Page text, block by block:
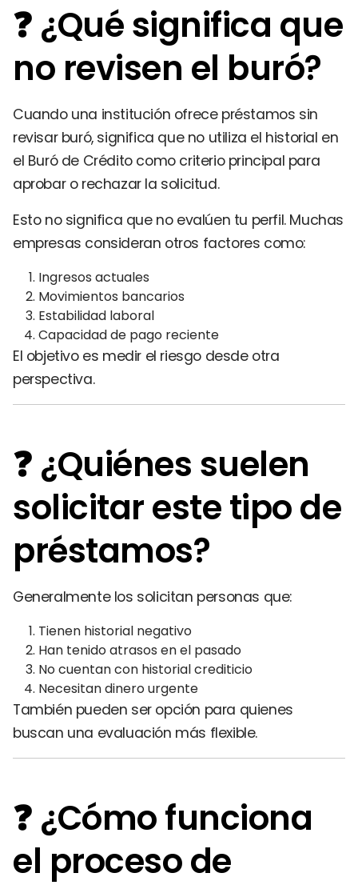
❓ ¿Qué significa que
no revisen el buró?
Cuando una institución ofrece préstamos sin
revisar buró, significa que no utiliza el historial en
el Buró de Crédito como criterio principal para
aprobar o rechazar la solicitud.
Esto no significa que no evalúen tu perfil. Muchas
empresas consideran otros factores como:
Ingresos actuales
Movimientos bancarios
Estabilidad laboral
Capacidad de pago reciente
El objetivo es medir el riesgo desde otra
perspectiva.
❓ ¿Quiénes suelen
solicitar este tipo de
préstamos?
Generalmente los solicitan personas que:
Tienen historial negativo
Han tenido atrasos en el pasado
No cuentan con historial crediticio
Necesitan dinero urgente
También pueden ser opción para quienes
buscan una evaluación más flexible.
❓ ¿Cómo funciona
el proceso de